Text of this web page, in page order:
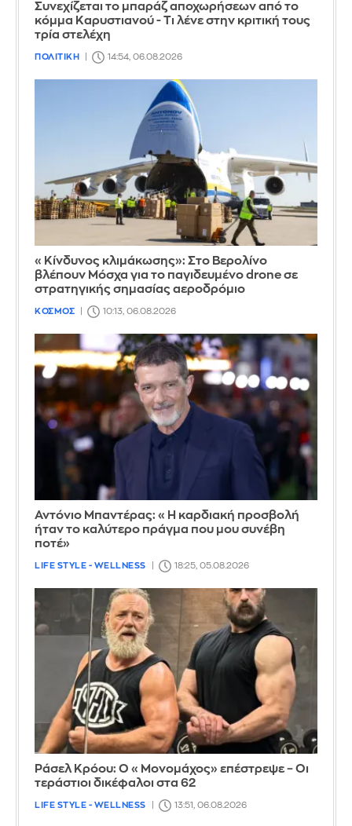
Συνεχίζεται το μπαράζ αποχωρήσεων από το
κόμμα Καρυστιανού - Τι λένε στην κριτική τους
τρία στελέχη
ΠΟΛΙΤΙΚΗ 14:54, 06.08.2026
«Κίνδυνος κλιμάκωσης»: Στο Βερολίνο
βλέπουν Μόσχα για το παγιδευμένο drone σε
στρατηγικής σημασίας αεροδρόμιο
ΚΟΣΜΟΣ 10:13, 06.08.2026
Αντόνιο Μπαντέρας: «Η καρδιακή προσβολή
ήταν το καλύτερο πράγμα που μου συνέβη
ποτέ»
LIFE STYLE - WELLNESS 18:25, 05.08.2026
Ράσελ Κρόου: Ο «Μονομάχος» επέστρεψε – Οι
τεράστιοι δικέφαλοι στα 62
LIFE STYLE - WELLNESS 13:51, 06.08.2026